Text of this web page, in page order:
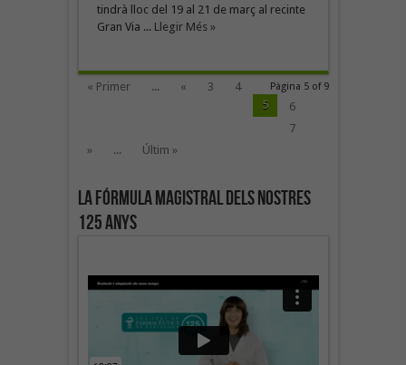
tindrà lloc del 19 al 21 de març al recinte
Gran Via ... Llegir Més »
Pàgina 5 of 9
« Primer ... « 3
4
5
6
7
»
... Últim »
La fórmula magistral dels nostres
125 anys